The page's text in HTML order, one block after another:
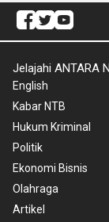
Jelajahi ANTARA
English
Kabar NTB
Hukum Kriminal
Politik
Ekonomi Bisnis
Olahraga
Artikel